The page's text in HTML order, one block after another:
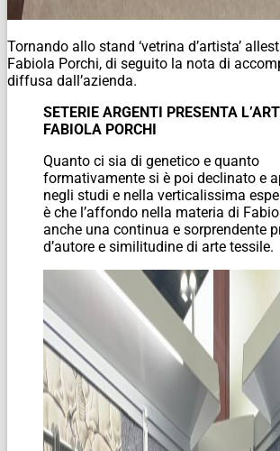
Tornando allo stand ‘vetrina d’artista’
Fabiola Porchi, di seguito la nota di
diffusa dall’azienda.
SETERIE ARGENTI PRESENTA
FABIOLA PORCHI
Quanto ci sia di genetico e quanto
formativamente si è poi declinato e
negli studi e nella verticalissima
è che l’affondo nella materia di
anche una continua e sorprendente
d’autore e similitudine di arte tessile.